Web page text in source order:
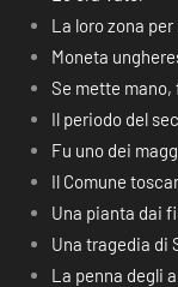
La loro zona per
Moneta
Se mette mano,
Il periodo del
Fu uno dei
Il Comune
Una pianta dai
Una tragedia di
La penna degli